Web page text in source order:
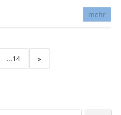
mehr
...14 »